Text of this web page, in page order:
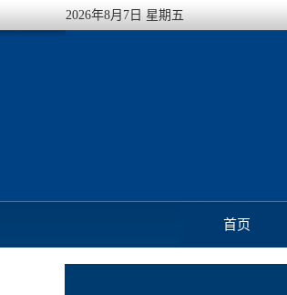
2026年8月7日 星期五
首页